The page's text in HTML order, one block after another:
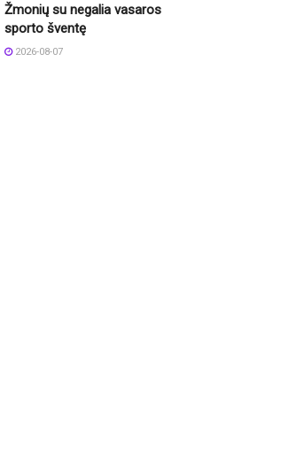
Žmonių su negalia vasaros
sporto šventę
2026-08-07